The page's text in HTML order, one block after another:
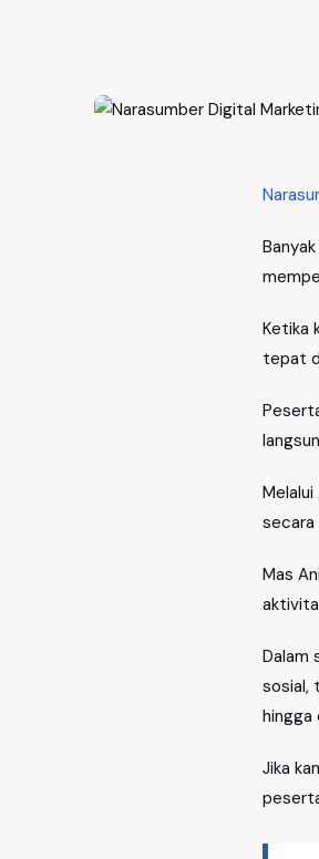
Ketika
tepat
Melalui
secara
Mas
Dalam
sosial,
hingga
Jika